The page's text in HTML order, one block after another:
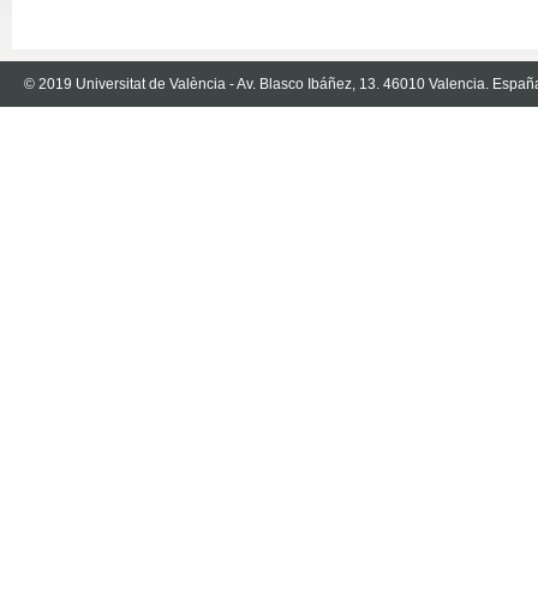
© 2019 Universitat de València - Av. Blasco Ibáñez, 13. 46010 Valencia.